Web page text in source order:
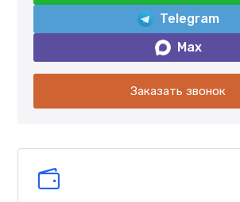
Telegram
Max
Заказать звонок